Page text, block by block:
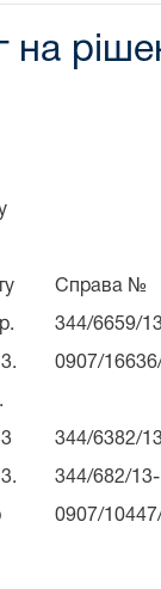
на
Справа №
344/6659/
0907/
344/6382/
344/682/
0907/